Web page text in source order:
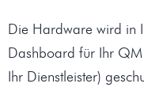
Die Hardware wird in
Dashboard für Ihr
Ihr Dienstleister)